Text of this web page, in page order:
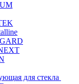
для стекла